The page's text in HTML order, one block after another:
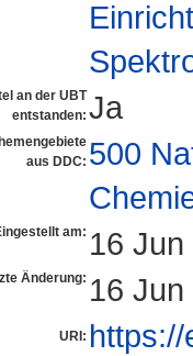
an der UBT
entstanden: Ja
aus DDC: 500
am: 16
Änderung: 16
URI: